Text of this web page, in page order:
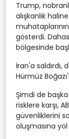
Trump,
alışkanlık
gösterdi.
bölgesinde
İran'a
Hürmüz
Şimdi de
risklere karşı,
güvenliklerini
oluşmasına yol